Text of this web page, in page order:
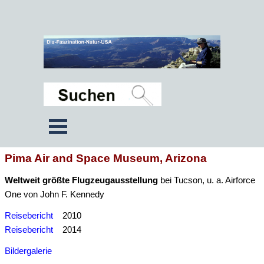
Pima Air and Space Museum, Arizona
Weltweit größte Flugzeugausstellung bei Tucson, u. a. Airforce
One von John F. Kennedy
Reisebericht
2010
Reisebericht 2014
Bildergalerie